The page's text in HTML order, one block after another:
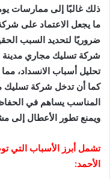
ذلك غالبًا إلى ممارسات
ما يجعل الاعتماد على
ضروريًا لتحديد السبب
شركة تسليك مجاري مدينة
تحليل أسباب الانسداد،
كما أن تدخل شركة تسليك
المناسب يساهم في
ويمنع تطور الأعطال إلى
تشمل أبرز الأسباب التي
الأحمد: